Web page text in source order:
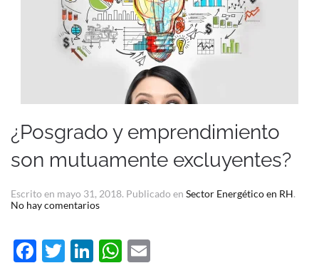
¿Posgrado y emprendimiento
son mutuamente excluyentes?
Escrito en mayo 31, 2018. Publicado en Sector Energético en RH.
No hay comentariosen
emprendimiento
son
mutuamente
Facebook
Twitter
LinkedIn
WhatsApp